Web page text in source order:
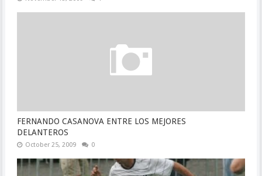
FERNANDO CASANOVA ENTRE LOS MEJORES
DELANTEROS
October 25, 2009 0